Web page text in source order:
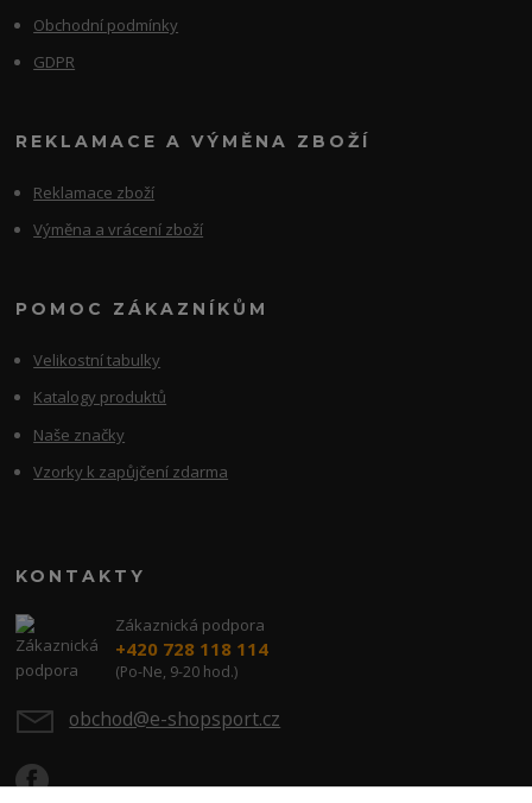
Obchodní podmínky
GDPR
REKLAMACE A VÝMĚNA ZBOŽÍ
Reklamace zboží
Výměna a vrácení zboží
POMOC ZÁKAZNÍKŮM
Velikostní tabulky
Katalogy produktů
Naše značky
Vzorky k zapůjčení zdarma
KONTAKTY
Zákaznická podpora
+420 728 118 114
(Po-Ne, 9-20 hod.)
obchod@e-shopsport.cz